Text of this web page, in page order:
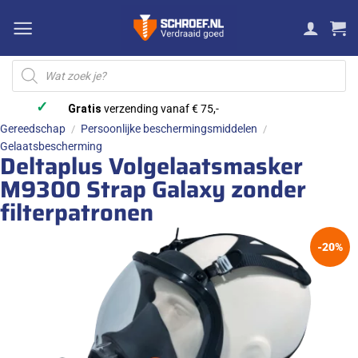
naar
inhoud
Producten
zoeken
✓ Gratis verzending vanaf € 75,-
Gereedschap / Persoonlijke beschermingsmiddelen /
Gelaatsbescherming
Deltaplus Volgelaatsmasker
M9300 Strap Galaxy zonder
filterpatronen
-20%